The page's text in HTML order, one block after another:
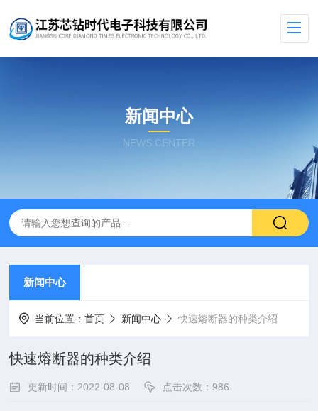
新闻中心
NEWS CENTER
新闻中心
当前位置：首页 新闻中心 快速熔断器的种类介绍
快速熔断器的种类介绍
更新时间：2022-08-08 点击次数：986